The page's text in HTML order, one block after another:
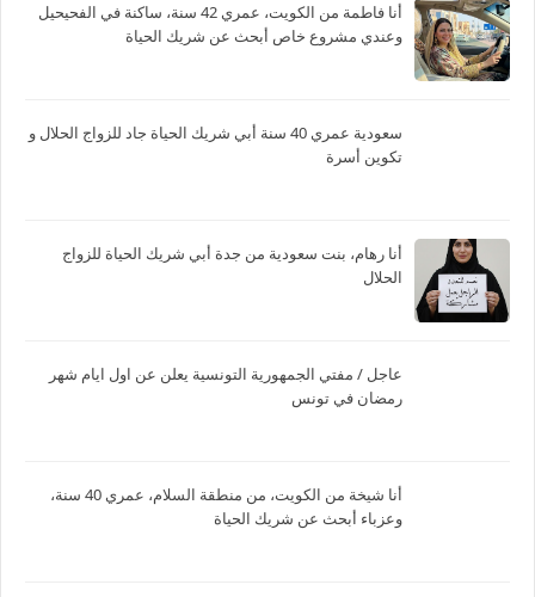
أنا فاطمة من الكويت، عمري 42 سنة، ساكنة في الفحيحيل
وعندي مشروع خاص أبحث عن شريك الحياة
سعودية عمري 40 سنة أبي شريك الحياة جاد للزواج الحلال و
تكوين أسرة
أنا رهام، بنت سعودية من جدة أبي شريك الحياة للزواج
الحلال
عاجل / مفتي الجمهورية التونسية يعلن عن اول ايام شهر
رمضان في تونس
أنا شيخة من الكويت، من منطقة السلام، عمري 40 سنة،
وعزباء أبحث عن شريك الحياة